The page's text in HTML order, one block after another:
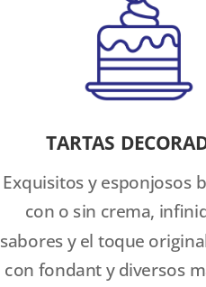
TARTAS
Exquisitos y esponjosos
con o sin crema,
sabores y el toque
con fondant y diversos